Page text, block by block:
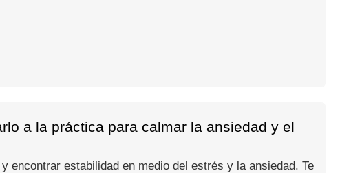
a la práctica para calmar la ansiedad y el
encontrar estabilidad en medio del estrés y la ansiedad. Te